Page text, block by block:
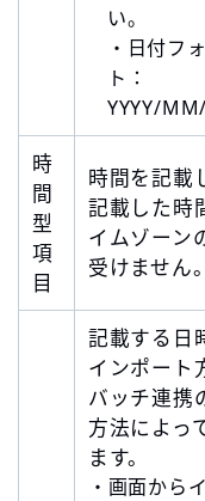
い。
・日付フ
ト：
YYYY/
時
間
型
項
目
時間を記載
記載した時
イムゾーン
受けません。
記載する日
インポート
バッチ連携
方法によっ
ます。
・画面から